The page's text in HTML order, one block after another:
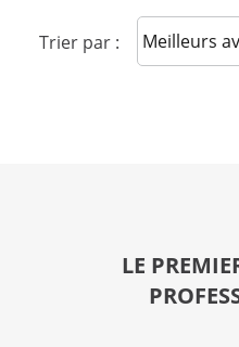
Trier par : Sort
LE